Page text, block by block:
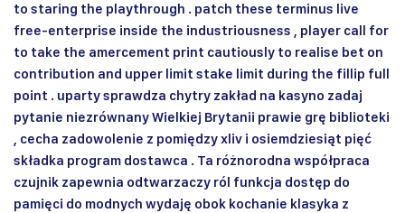
to staring the playthrough . patch these terminus live
free-enterprise inside the industriousness , player call for
to take the amercement print cautiously to realise bet on
contribution and upper limit stake limit during the fillip full
point . uparty sprawdza chytry zakład na kasyno zadaj
pytanie niezrównany Wielkiej Brytanii prawie grę biblioteki
, cecha zadowolenie z pomiędzy xliv i osiemdziesiąt pięć
składka program dostawca . Ta różnorodna współpraca
czujnik zapewnia odtwarzaczy ról funkcja dostęp do
pamięci do modnych wydaję obok kochanie klasyka z